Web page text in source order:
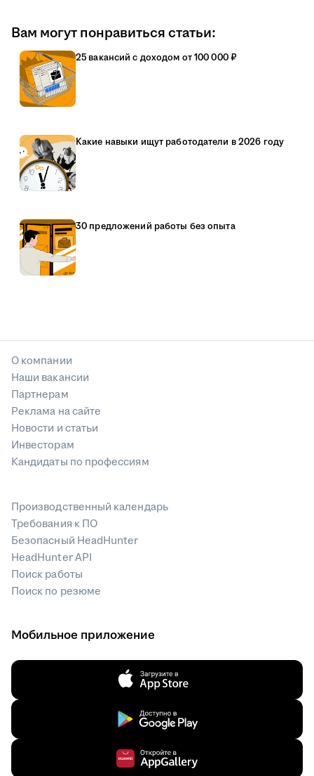
Вам могут понравиться статьи:
25 вакансий с доходом от 100 000 ₽
Какие навыки ищут работодатели в 2026 году
30 предложений работы без опыта
О компании
Наши вакансии
Партнерам
Реклама на сайте
Новости и статьи
Инвесторам
Кандидаты по профессиям
Производственный календарь
Требования к ПО
Безопасный HeadHunter
HeadHunter API
Поиск работы
Поиск по резюме
Мобильное приложение